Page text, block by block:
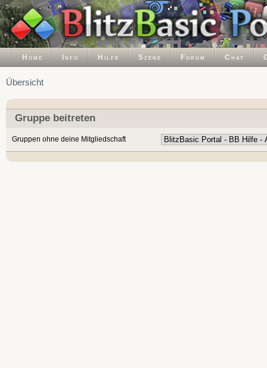
Home Info Hilfe Szene Forum Chat
Übersicht
Gruppe beitreten
Gruppen ohne deine Mitgliedschaft